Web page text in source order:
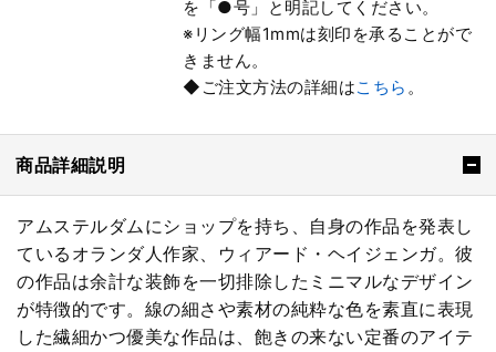
を「●号」と明記してください。
※リング幅1mmは刻印を承ることがで
きません。
◆ご注文方法の詳細はこちら 。
商品詳細説明
アムステルダムにショップを持ち、自身の作品を発表し
ているオランダ人作家、ウィアード・ヘイジェンガ。彼
の作品は余計な装飾を一切排除したミニマルなデザイン
が特徴的です。線の細さや素材の純粋な色を素直に表現
した繊細かつ優美な作品は、飽きの来ない定番のアイテ